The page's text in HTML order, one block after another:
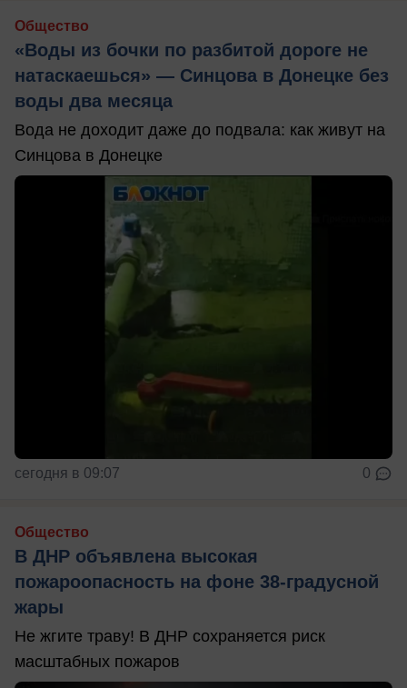
Общество
«Воды из бочки по разбитой дороге не
натаскаешься» — Синцова в Донецке без
воды два месяца
Вода не доходит даже до подвала: как живут на
Синцова в Донецке
сегодня в 09:07 0
Общество
В ДНР объявлена высокая
пожароопасность на фоне 38-градусной
жары
Не жгите траву! В ДНР сохраняется риск
масштабных пожаров